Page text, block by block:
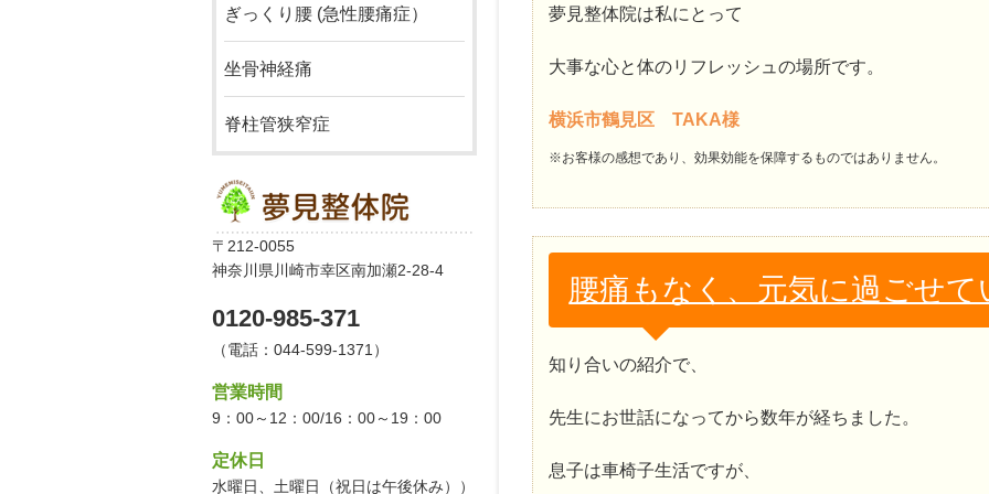
夢見整体院は私にとって
大事な心と体のリフレッシュの場所です。
横浜市鶴見区 TAKA様
※お客様の感想であり、効果効能を保障するものではありません。
腰痛もなく、元気に過ごせて
知り合いの紹介で、
先生にお世話になってから数年が経ちました。
息子は車椅子生活ですが、
ぎっくり腰 (急性腰痛症）
坐骨神経痛
脊柱管狭窄症
〒212-0055
神奈川県川崎市幸区南加瀬2-28-4
0120-985-371
（電話：044-599-1371）
営業時間
9：00～12：00/16：00～19：00
定休日
水曜日、土曜日（祝日は午後休み））